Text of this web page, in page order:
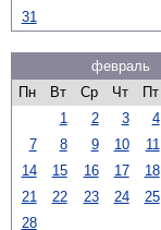
31
февраль
Пн
Вт Ср Чт Пт
1
2 3 4
7
8 9 10 11
14
15 16 17 18
21
22 23 24 25
28